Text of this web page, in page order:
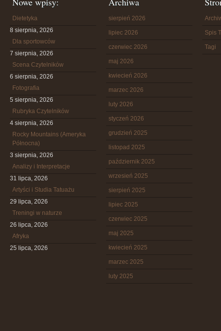
Dietetyka
8 sierpnia, 2026
Dla sportowców
7 sierpnia, 2026
Scena Czytelników
6 sierpnia, 2026
Fotografia
5 sierpnia, 2026
Rubryka Czytelników
4 sierpnia, 2026
Rocky Mountains (Ameryka
Północna)
3 sierpnia, 2026
Analizy i Interpretacje
31 lipca, 2026
Artyści i Studia Tatuażu
29 lipca, 2026
Treningi w naturze
26 lipca, 2026
Afryka
25 lipca, 2026
sierpień 2026
lipiec 2026
czerwiec 2026
maj 2026
kwiecień 2026
marzec 2026
luty 2026
styczeń 2026
grudzień 2025
listopad 2025
październik 2025
wrzesień 2025
sierpień 2025
lipiec 2025
czerwiec 2025
maj 2025
kwiecień 2025
marzec 2025
luty 2025
Spis
Tagi